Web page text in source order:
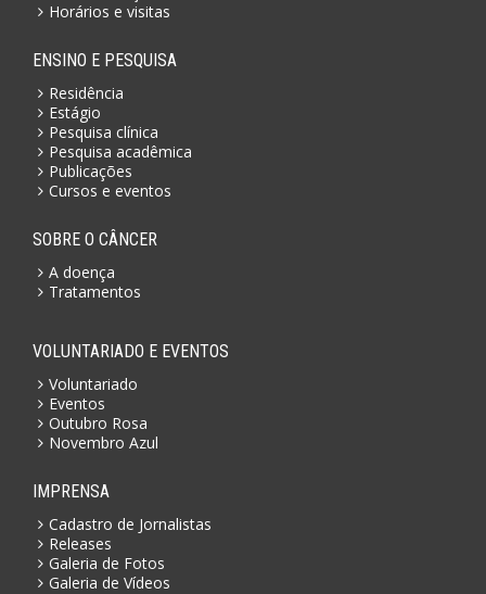
Horários e visitas
ENSINO E PESQUISA
Residência
Estágio
Pesquisa clínica
Pesquisa acadêmica
Publicações
Cursos e eventos
SOBRE O CÂNCER
A doença
Tratamentos
VOLUNTARIADO E EVENTOS
Voluntariado
Eventos
Outubro Rosa
Novembro Azul
IMPRENSA
Cadastro de Jornalistas
Releases
Galeria de Fotos
Galeria de Vídeos